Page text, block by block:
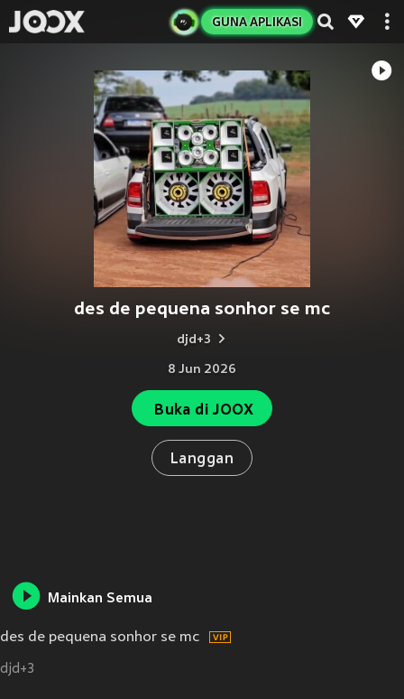
GUNA APLIKASI
des de pequena sonhor se mc
djd+3
8 Jun 2026
Buka di JOOX
Langgan
Mainkan Semua
des de pequena sonhor se mc
djd+3